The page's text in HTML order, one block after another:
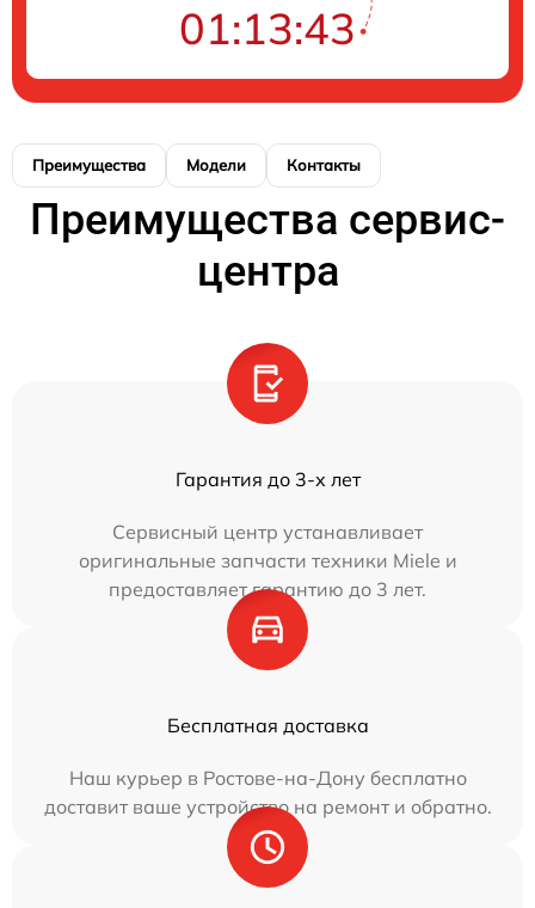
01:13:43
Преимущества Модели Контакты
Преимущества сервис-
центра
Гарантия до 3-х лет
Сервисный центр устанавливает
оригинальные запчасти техники Miele и
предоставляет гарантию до 3 лет.
Бесплатная доставка
Наш курьер в Ростове-на-Дону бесплатно
доставит ваше устройство на ремонт и обратно.